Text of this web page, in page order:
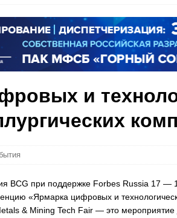
и
BCG при поддержке Forbes Russia 17 —
«Ярмарка цифровых и
& Mining Tech Fair — это мероприятие